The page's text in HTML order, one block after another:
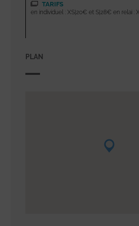
TARIFS
en individuel : XS|20€ et S|28€ en relai :
PLAN